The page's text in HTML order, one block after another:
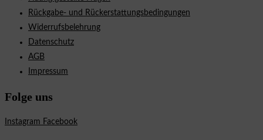
Rückgabe- und Rückerstattungsbedingungen
Widerrufsbelehrung
Datenschutz
AGB
Impressum
Folge uns
Instagram Facebook